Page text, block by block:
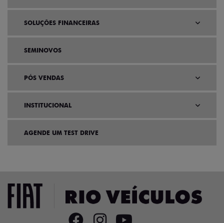
SOLUÇÕES FINANCEIRAS
SEMINOVOS
PÓS VENDAS
INSTITUCIONAL
AGENDE UM TEST DRIVE